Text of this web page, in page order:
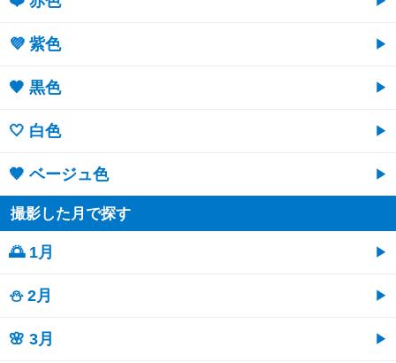
💜 紫色
🖤 黒色
🤍 白色
🤎 ベージュ色
撮影した月で探す
🌅 1月
⛄ 2月
🌸 3月